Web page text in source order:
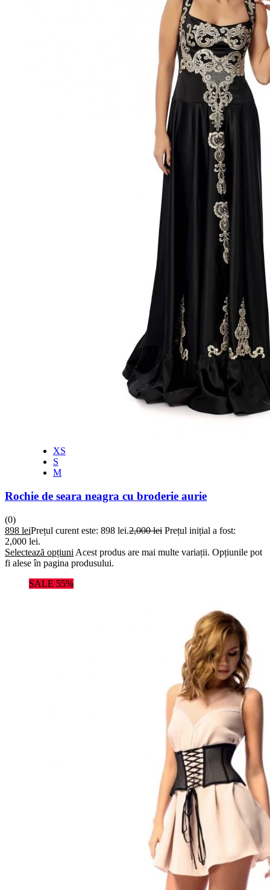
XS
S
M
Rochie de seara neagra cu broderie aurie
(0)
898 leiPrețul curent este: 898 lei.2,000lei Prețul inițial a fost:
2,000 lei.
Selectează opțiuni Acest produs are mai multe variații. Opțiunile pot
fi alese în pagina produsului.
SALE 55%